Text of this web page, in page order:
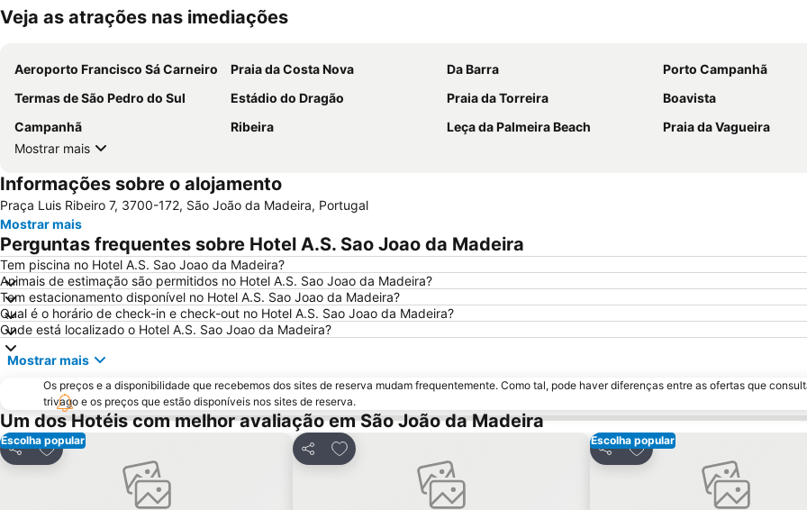
Veja as atrações nas imediações
Aeroporto Francisco Sá Carneiro Praia da Costa Nova Da Barra
Porto Campanhã
Termas de São Pedro do Sul
Estádio do Dragão Praia da Torreira
Boavista
Campanhã
Ribeira Leça da Palmeira Beach
Praia da Vagueira
Mostrar mais
Informações sobre o alojamento
Praça Luis Ribeiro 7, 3700-172, São João da Madeira, Portugal
Mostrar mais
Perguntas frequentes sobre Hotel A.S. Sao Joao da Madeira
Tem piscina no Hotel A.S. Sao Joao da Madeira?
Animais de estimação são permitidos no Hotel A.S. Sao Joao da Madeira?
Tem estacionamento disponível no Hotel A.S. Sao Joao da Madeira?
Qual é o horário de check-in e check-out no Hotel A.S. Sao Joao da Madeira?
Onde está localizado o Hotel A.S. Sao Joao da Madeira?
Mostrar mais
Os preços e a disponibilidade que recebemos dos sites de reserva mudam frequentemente. Como tal, pode haver diferenças entre as ofertas que
trivago e os preços que estão disponíveis nos sites de reserva.
Um dos Hotéis com melhor avaliação em São João da Madeira
Escolha popular
Partilhar
Adicionar aos favoritos
Partilhar
Adicionar aos favoritos Escolha popular
Partilhar
Adicionar aos favoritos